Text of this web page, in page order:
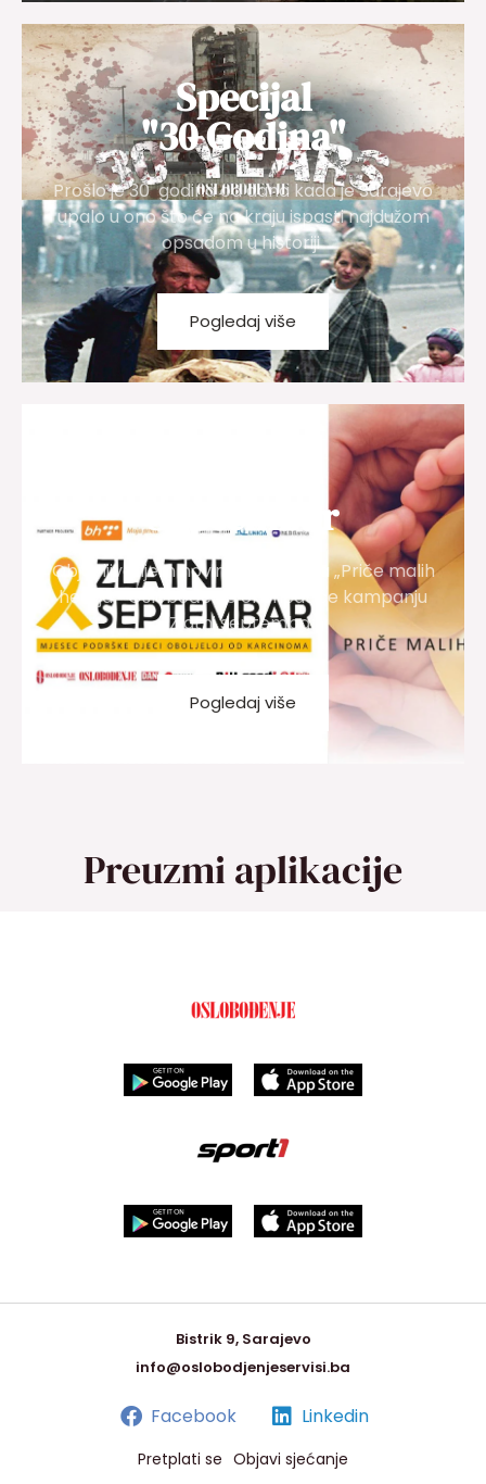
Specijal
"30 Godina"
Prošlo je 30 godina od dana kada je Sarajevo
upalo u ono što će na kraju ispasti najdužom
opsadom u historiji
Pogledaj više
Septembar
Objavljivanjem novinskog priloga „Priče malih
heroja“ Oslobođenje okončat će kampanju
Zlatni septembar
Pogledaj više
Preuzmi aplikacije
Bistrik 9, Sarajevo
info@oslobodjenjeservisi.ba
Facebook Linkedin
Pretplati se Objavi sjećanje